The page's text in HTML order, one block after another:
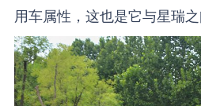
用车属性，这也是它与星瑞之